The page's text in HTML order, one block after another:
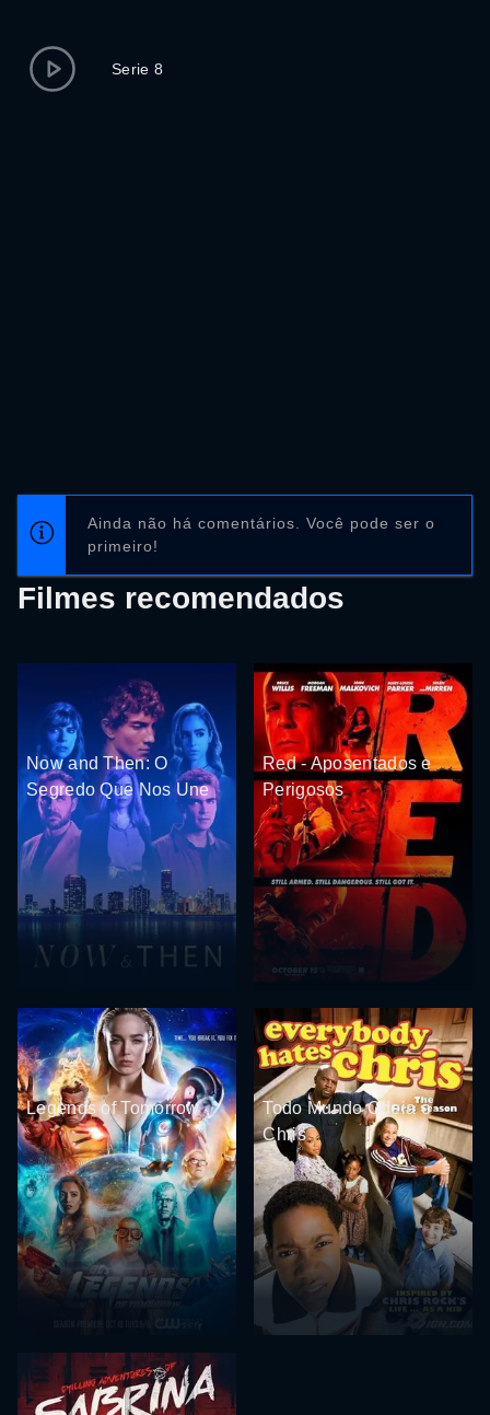
Serie 8
Ainda não há comentários. Você pode ser o
primeiro!
Filmes recomendados
Now and Then: O
Segredo Que Nos Une
Red - Aposentados e
Perigosos
Legends of Tomorrow
Todo Mundo Odeia o
Chris